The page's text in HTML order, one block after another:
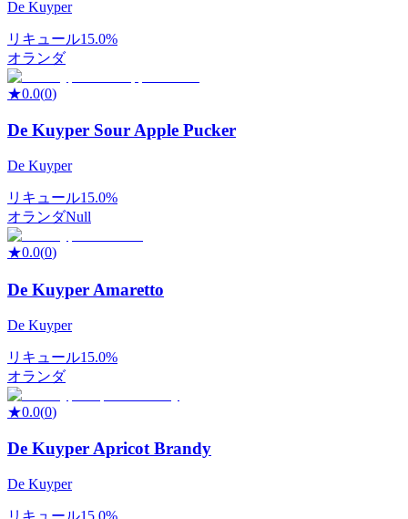
De Kuyper
リキュール15.0%
オランダ
★0.0(0)
De Kuyper Sour Apple Pucker
De Kuyper
リキュール15.0%
オランダNull
★0.0(0)
De Kuyper Amaretto
De Kuyper
リキュール15.0%
オランダ
★0.0(0)
De Kuyper Apricot Brandy
De Kuyper
リキュール15.0%